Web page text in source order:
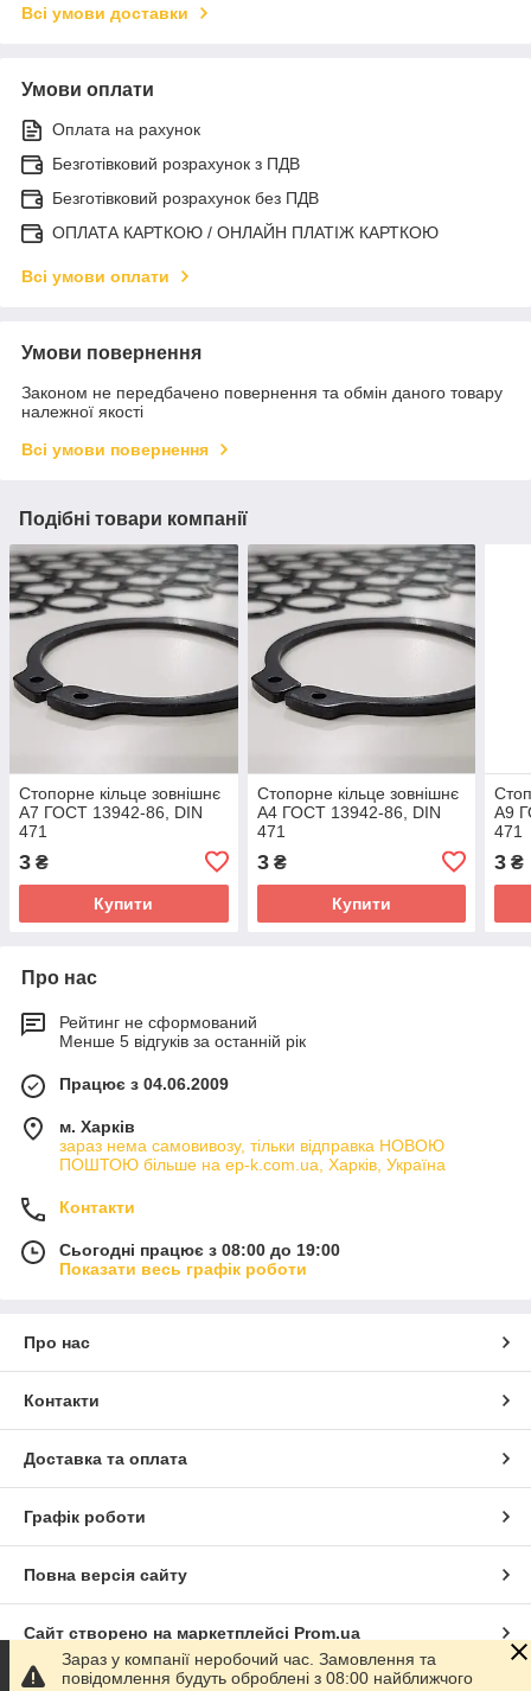
Всі умови доставки
Умови оплати
Оплата на рахунок
Безготівковий розрахунок з ПДВ
Безготівковий розрахунок без ПДВ
ОПЛАТА КАРТКОЮ / ОНЛАЙН ПЛАТІЖ КАРТКОЮ
Всі умови оплати
Умови повернення
Законом не передбачено повернення та обмін даного товару
належної якості
Всі умови повернення
Подібні товари компанії
Стопорне кільце зовнішнє
А7 ГОСТ 13942-86, DIN
471
3 ₴
Купити
Стопорне кільце зовнішнє
А4 ГОСТ 13942-86, DIN
471
3₴
Купити
А9
471
3 ₴
Про нас
Рейтинг не сформований
Менше 5 відгуків за останній рік
Працює з 04.06.2009
м. Харків
зараз нема самовивозу, тільки відправка НОВОЮ
ПОШТОЮ більше на ep-k.com.ua, Харків, Україна
Контакти
Сьогодні працює з 08:00 до 19:00
Показати весь графік роботи
Про нас
Контакти
Доставка та оплата
Графік роботи
Повна версія сайту
Сайт створено на маркетплейсі Prom.ua
Зараз у компанії неробочий час. Замовлення та
повідомлення будуть оброблені з 08:00 найближчого